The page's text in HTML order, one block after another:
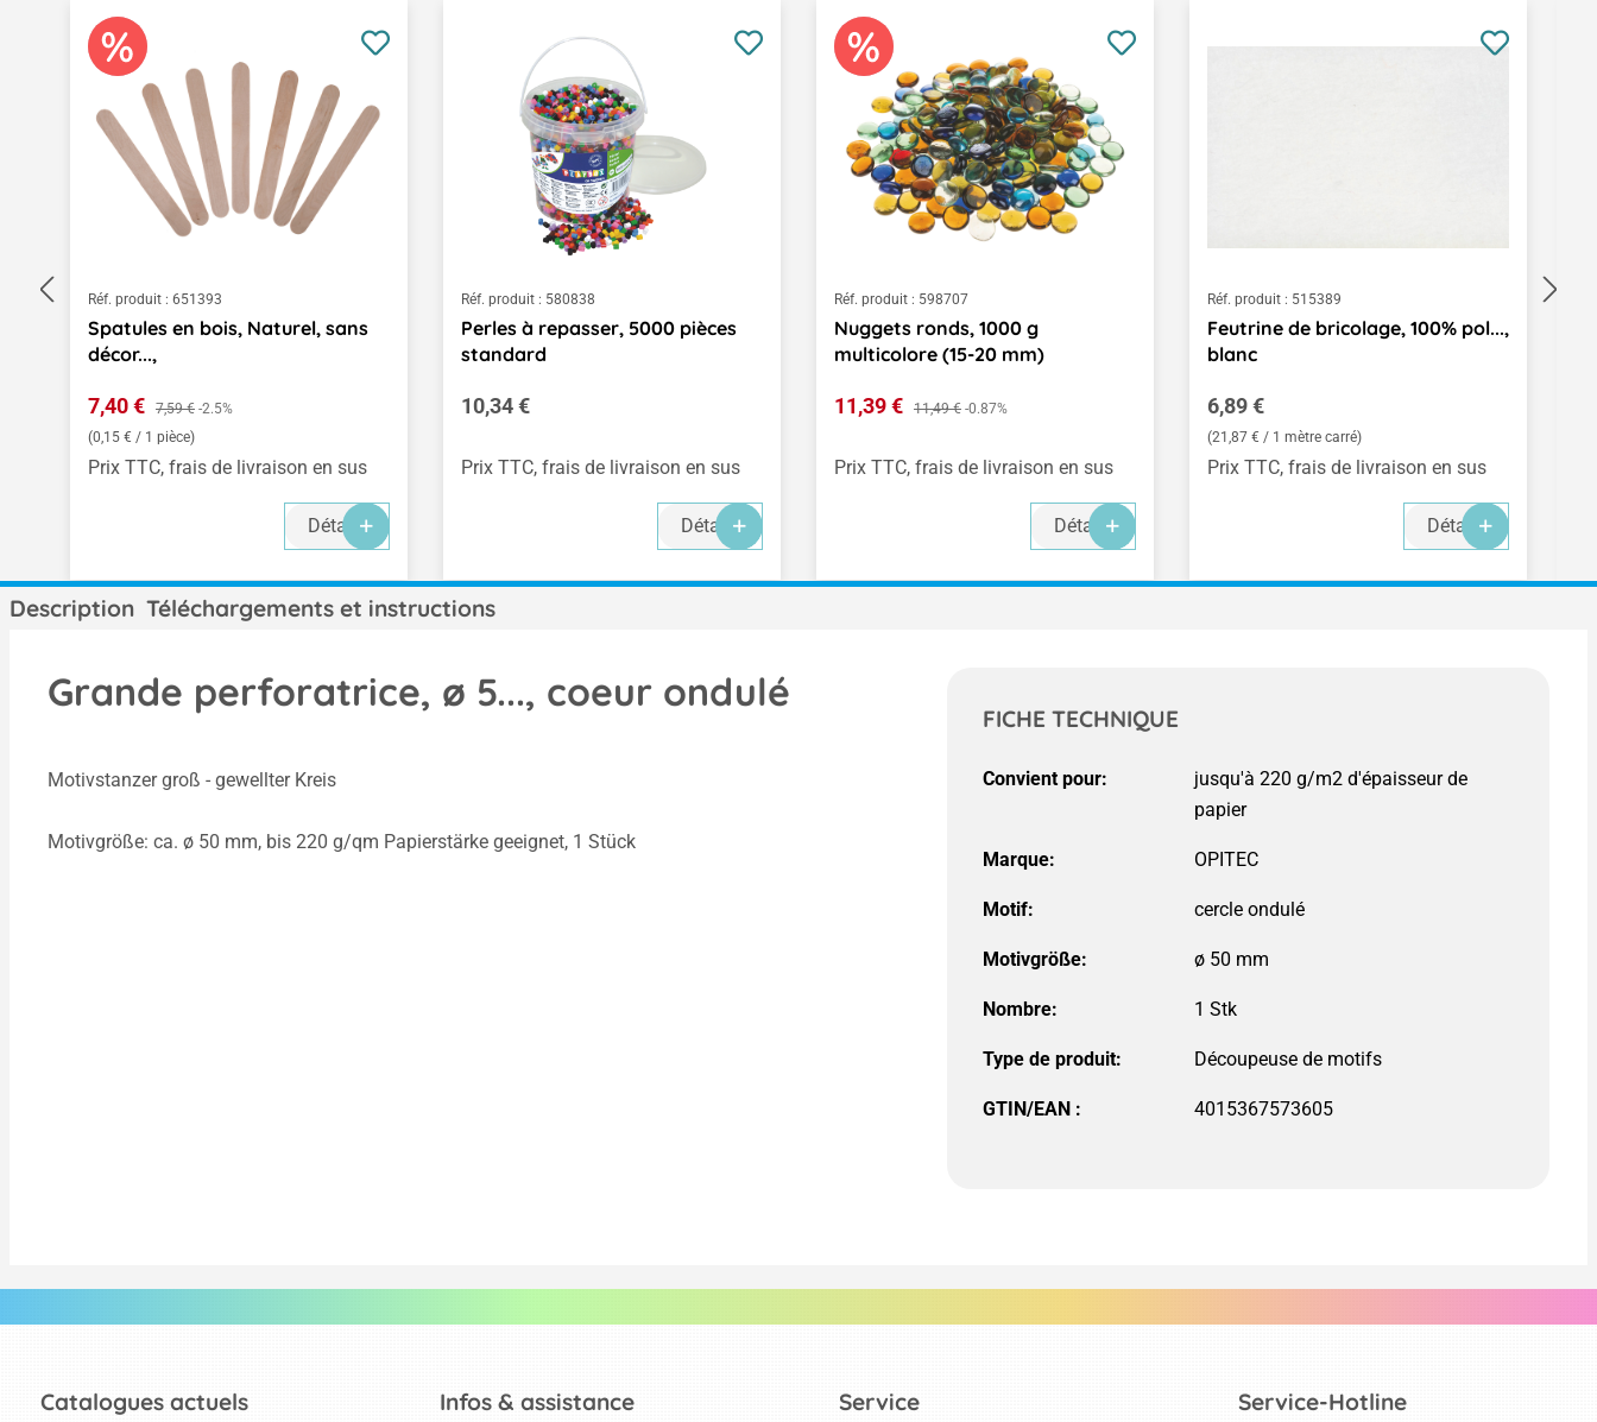
Ignorer la galerie de produits
Réf. produit : 651393
Spatules en bois, Naturel, sans
décor...,
Prix de vente :
7,40 € Prix régulier :
7,59 € -2.5%
(0,15 € / 1 pièce)
Prix TTC, frais de livraison en sus
Détails
Réf. produit : 580838
Perles à repasser, 5000 pièces
standard
Prix régulier :
10,34 €
Prix TTC, frais de livraison en sus
Détails
Réf. produit : 598707
Nuggets ronds, 1000 g
multicolore (15-20 mm)
Prix de vente :
11,39 € Prix régulier :
11,49 € -0.87%
Prix TTC, frais de livraison en sus
Détails
Réf. produit : 515389
Feutrine de bricolage, 100% pol...,
blanc
Prix régulier :
6,89 €
(21,87 € / 1 mètre carré)
Prix TTC, frais de livraison en sus
Détails
Description Téléchargements et instructions
Grande perforatrice, ø 5..., coeur ondulé
Motivstanzer groß - gewellter Kreis
Motivgröße: ca. ø 50 mm, bis 220 g/qm Papierstärke geeignet, 1 Stück
FICHE TECHNIQUE
Convient pour:
jusqu'à 220 g/m2 d'épaisseur de
papier
Marque:
Motif: cercle ondulé
Motivgröße: ø 50 mm
Nombre:
Type de produit: Découpeuse de motifs
GTIN/EAN : 4015367573605
Catalogues actuels Service-Hotline
Infos & assistance Service